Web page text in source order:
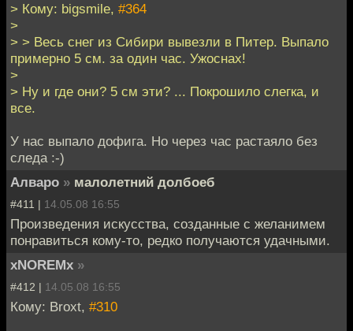
> Кому: bigsmile, #364
>
> > Весь снег из Сибири вывезли в Питер. Выпало
примерно 5 см. за один час. Ужоснах!
>
> Ну и где они? 5 см эти? ... Покрошило слегка, и
все.
У нас выпало дофига. Но через час растаяло без
следа :-)
Алваро » малолетний долбоеб
#411 | 14.05.08 16:55
Произведения искусства, созданные с желанимем
понравиться кому-то, редко получаются удачными.
xNOREMx »
#412 | 14.05.08 16:55
Кому: Broxt, #310